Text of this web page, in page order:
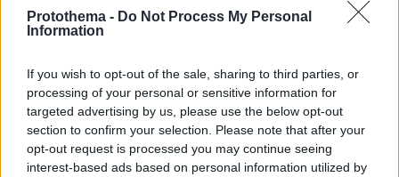
Protothema - Do Not Process My Personal
Information
If you wish to opt-out of the sale, sharing to third parties, or
processing of your personal or sensitive information for
targeted advertising by us, please use the below opt-out
section to confirm your selection. Please note that after your
opt-out request is processed you may continue seeing
interest-based ads based on personal information utilized by
Loaded
71.95%
515 που έρχεται Ελλάδα και θα πετά
και νύχτα
06.08.2026, 10:22 184